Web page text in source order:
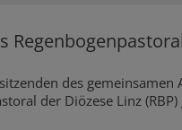
des gemeinsamen
der Diözese Linz